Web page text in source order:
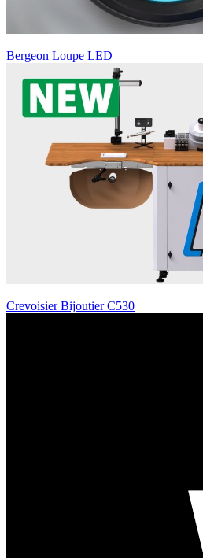
Bergeon Loupe LED
Crevoisier Bijoutier C530